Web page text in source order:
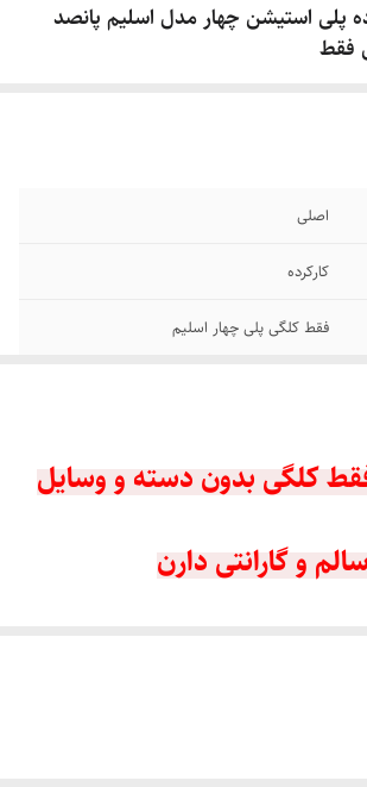
پلی استیشن چهار مدل اسلیم پانصد
فقط
اصلی
کارکرده
فقط کلگی پلی چهار اسلیم
۱۳،۵۰
کلگی بدون دسته و وسایل
و گارانتی دارن